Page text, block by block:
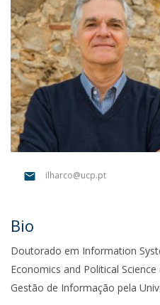
ilharco@ucp.pt
Bio
Doutorado em Information
Economics and Political
Gestão de Informação pela